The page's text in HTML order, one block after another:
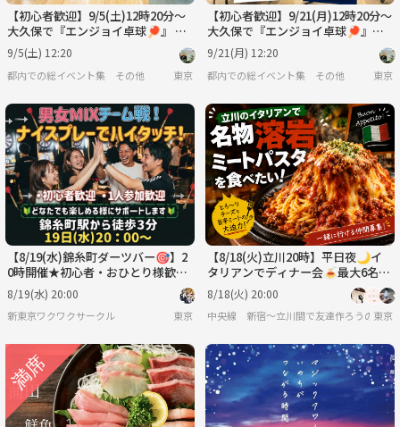
【初心者歓迎】9/5(土)12時20分〜
大久保で『エンジョイ卓球🏓』 ゲ
ーム中心のゆる交流！お一人様大歓
迎♪
9/5(土) 12:20
都内での総イベント集 その他 東京
【初心者歓迎】9/21(月)12時20分〜
大久保で『エンジョイ卓球🏓』試
合中心のゆる交流！お一人様大歓迎
♪
9/21(月) 12:20
都内での総イベント集 その他 東京
【8/19(水)錦糸町ダーツバー🎯】2
0時開催★初心者・おひとり様歓
迎！男女MIXチーム戦ナイスプレー
でハイタッチ🙌
8/19(水) 20:00
新東京ワクワクサークル 東京
【8/18(火)立川20時】平日夜🌙イ
タリアンでディナー会🍝最大6名限
定・おひとり様歓迎！イタリアンを
味わおう🍕
8/18(火) 20:00
中央線 新宿〜立川間で友達作ろうの会東京